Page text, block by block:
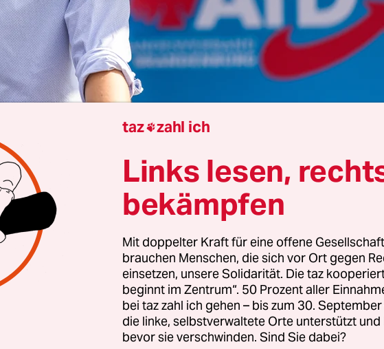
Aus Berlin Hanno Fleckenstein
Bundesvorstand ist er wohl der ideale Mann für den
Pascal Hohm, Brandenburger Landtagsabgeordneter und
der AfD Cottbus, soll Chef der neuen AfD-
werden, die Ende November bei einem Parteitag
werden soll. Das haben Hohm und die Parteispitze
mittlerweile bestätigt.
taz zahl ich
Links lesen,
bekämpfen
Mit doppelter Kraft für eine offene
brauchen Menschen, die sich vor Ort gegen
einsetzen, unsere Solidarität. Die taz
beginnt im Zentrum“. 50 Prozent aller
bei taz zahl ich gehen – bis zum 30.
die linke, selbstverwaltete Orte unterstützt
bevor sie verschwinden. Sind Sie dabei?